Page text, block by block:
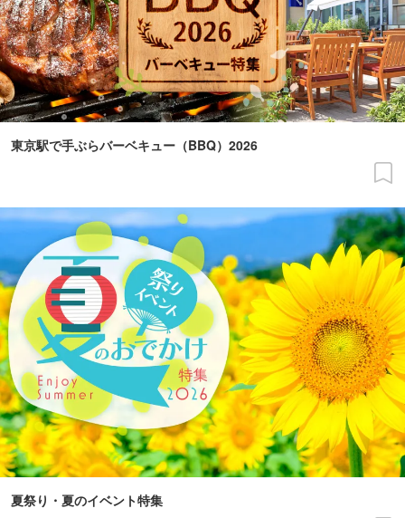
東京駅で手ぶらバーベキュー（BBQ）2026
夏祭り・夏のイベント特集